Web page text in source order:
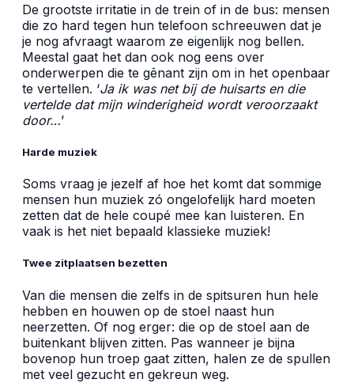
De grootste irritatie in de trein of in de bus: mensen
die zo hard tegen hun telefoon schreeuwen dat je
je nog afvraagt waarom ze eigenlijk nog bellen.
Meestal gaat het dan ook nog eens over
onderwerpen die te gênant zijn om in het openbaar
te vertellen. ‘Ja ik was net bij de huisarts en die
vertelde dat mijn winderigheid wordt veroorzaakt
door…’
Harde muziek
Soms vraag je jezelf af hoe het komt dat sommige
mensen hun muziek zó ongelofelijk hard moeten
zetten dat de hele coupé mee kan luisteren. En
vaak is het niet bepaald klassieke muziek!
Twee zitplaatsen bezetten
Van die mensen die zelfs in de spitsuren hun hele
hebben en houwen op de stoel naast hun
neerzetten. Of nog erger: die op de stoel aan de
buitenkant blijven zitten. Pas wanneer je bijna
bovenop hun troep gaat zitten, halen ze de spullen
met veel gezucht en gekreun weg.